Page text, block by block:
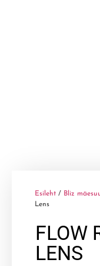
Esileht / Bliz
Lens
FLOW
LENS